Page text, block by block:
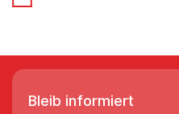
Bleib informiert